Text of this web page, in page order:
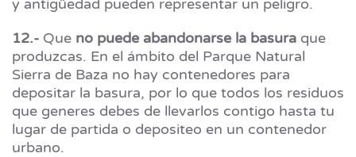
y antigüedad pueden representar un peligro.
12.- Que no puede abandonarse la basura que
produzcas. En el ámbito del Parque Natural
Sierra de Baza no hay contenedores para
depositar la basura, por lo que todos los residuos
que generes debes de llevarlos contigo hasta tu
lugar de partida o depositeo en un contenedor
urbano.